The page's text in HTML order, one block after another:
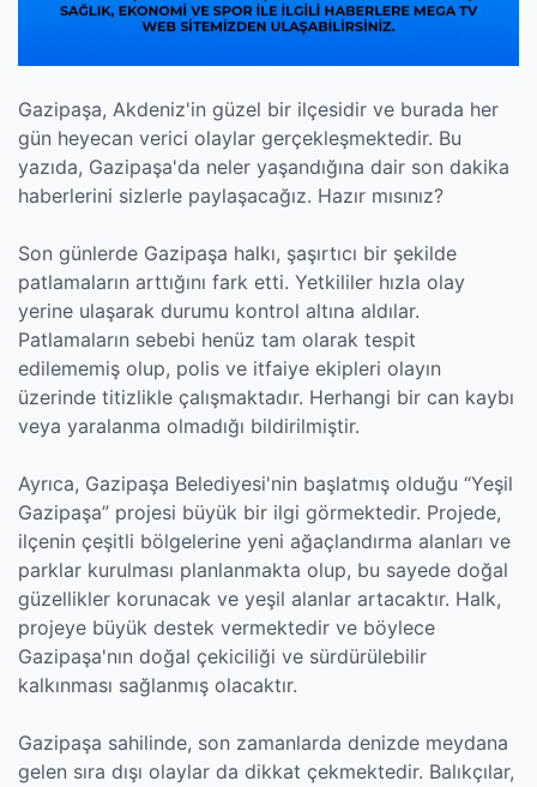
Gazipaşa, Akdeniz'in güzel bir ilçesidir ve burada her
gün heyecan verici olaylar gerçekleşmektedir. Bu
yazıda, Gazipaşa'da neler yaşandığına dair son dakika
haberlerini sizlerle paylaşacağız. Hazır mısınız?
Son günlerde Gazipaşa halkı, şaşırtıcı bir şekilde
patlamaların arttığını fark etti. Yetkililer hızla olay
yerine ulaşarak durumu kontrol altına aldılar.
Patlamaların sebebi henüz tam olarak tespit
edilememiş olup, polis ve itfaiye ekipleri olayın
üzerinde titizlikle çalışmaktadır. Herhangi bir can kaybı
veya yaralanma olmadığı bildirilmiştir.
Ayrıca, Gazipaşa Belediyesi'nin başlatmış olduğu “Yeşil
Gazipaşa” projesi büyük bir ilgi görmektedir. Projede,
ilçenin çeşitli bölgelerine yeni ağaçlandırma alanları ve
parklar kurulması planlanmakta olup, bu sayede doğal
güzellikler korunacak ve yeşil alanlar artacaktır. Halk,
projeye büyük destek vermektedir ve böylece
Gazipaşa'nın doğal çekiciliği ve sürdürülebilir
kalkınması sağlanmış olacaktır.
Gazipaşa sahilinde, son zamanlarda denizde meydana
gelen sıra dışı olaylar da dikkat çekmektedir. Balıkçılar,